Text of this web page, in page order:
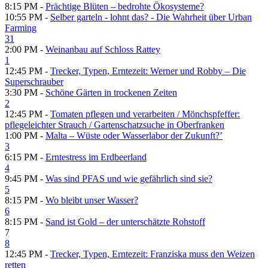
8:15 PM - Prächtige Blüten – bedrohte Ökosysteme?
10:55 PM - Selber garteln - lohnt das? - Die Wahrheit über Urban
Farming
31
2:00 PM - Weinanbau auf Schloss Rattey
1
12:45 PM - Trecker, Typen, Erntezeit: Werner und Robby – Die
Superschrauber
3:30 PM - Schöne Gärten in trockenen Zeiten
2
12:45 PM - Tomaten pflegen und verarbeiten /​ Mönchspfeffer:
pflegeleichter Strauch /​ Gartenschatzsuche in Oberfranken
1:00 PM - Malta – Wüste oder Wasserlabor der Zukunft?’
3
6:15 PM - Erntestress im Erdbeerland
4
9:45 PM - Was sind PFAS und wie gefährlich sind sie?
5
8:15 PM - Wo bleibt unser Wasser?
6
8:15 PM - Sand ist Gold – der unterschätzte Rohstoff
7
8
12:45 PM - Trecker, Typen, Erntezeit: Franziska muss den Weizen
retten